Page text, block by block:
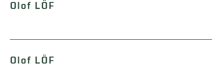
Olof LÖF
Olof LÖF